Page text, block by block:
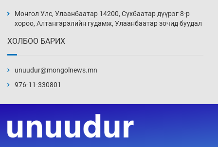
19 цаг 56 мин
19 цаг 56 мин
20 цаг 26 мин
Монгол Улс, Улаанбаатар 14200, Сүхбаатар дүүрэг 8-р
хороо, Алтангэрэлийн гудамж, Улаанбаатар зочид буудал
ХОЛБОО БАРИХ
unuudur@mongolnews.mn
976-11-330801